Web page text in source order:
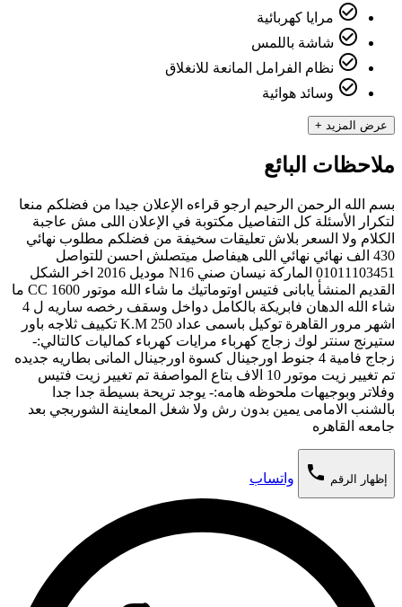
check_circle_outline مرايا كهربائية
check_circle_outline شاشة باللمس
check_circle_outline نظام الفرامل المانعة للانغلاق
check_circle_outline وسائد هوائية
عرض المزيد +
ملاحظات البائع
بسم الله الرحمن الرحيم ارجو قراءه الإعلان جيدا من فضلكم منعا
لتكرار الأسئلة كل التفاصيل مكتوبة في الإعلان اللى مش عاجبة
الكلام ولا السعر بلاش تعليقات سخيفة من فضلكم مطلوب نهائي
430 الف نهائي نهائي اللى هيفاصل ميتصلش احسن للتواصل
01011103451 الماركة نيسان صني N16 موديل 2016 اخر الشكل
القديم المنشأ يابانى فتيس اوتوماتيك ما شاء الله موتور 1600 CC ما
شاء الله الدهان فابريكة بالكامل دواخل وسقف رخصه ساريه ل 4
اشهر مرور القاهرة توكيل باسمى عداد 250 K.M تكييف ثلاجه باور
ستيرنج سنتر لوك زجاج كهرباء مرايات كهرباء كماليات كالتالي:-
زجاج فامية 4 جنوط اورجينال كسوة اورجينال المانى بطاريه جديده
تم تغيير زيت موتور 10 الاف بتاع المواصفة تم تغيير زيت فتيس
وفلاتر وبوجيهات ملحوظه هامه:- يوجد تريحة بسيطة جدا جدا
بالشنب الامامى يمين بدون رش ولا شغل المعاينة الشوربجي بعد
جامعه القاهره
إظهار الرقم phone واتساب